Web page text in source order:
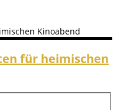
für heimischen